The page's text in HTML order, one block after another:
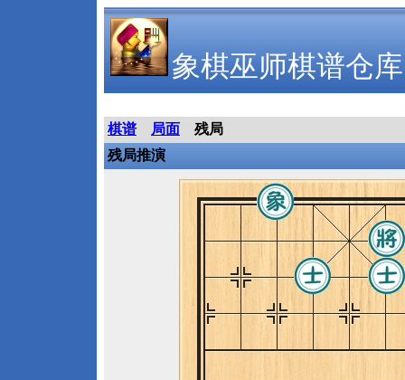
象棋巫师棋谱仓库
棋谱 局面
残局
残局推演